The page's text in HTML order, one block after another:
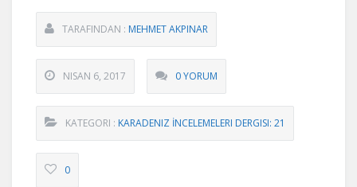
TARAFINDAN : MEHMET AKPINAR
NISAN 6, 2017 0 YORUM
KATEGORI : KARADENIZ İNCELEMELERI DERGISI: 21
0